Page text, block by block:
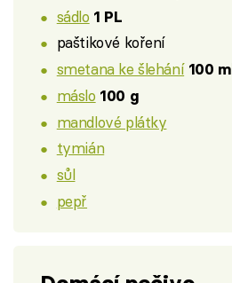
sádlo 1 PL
paštikové koření
smetana ke šlehání 100 ml
máslo 100 g
mandlové plátky
tymián
sůl
pepř